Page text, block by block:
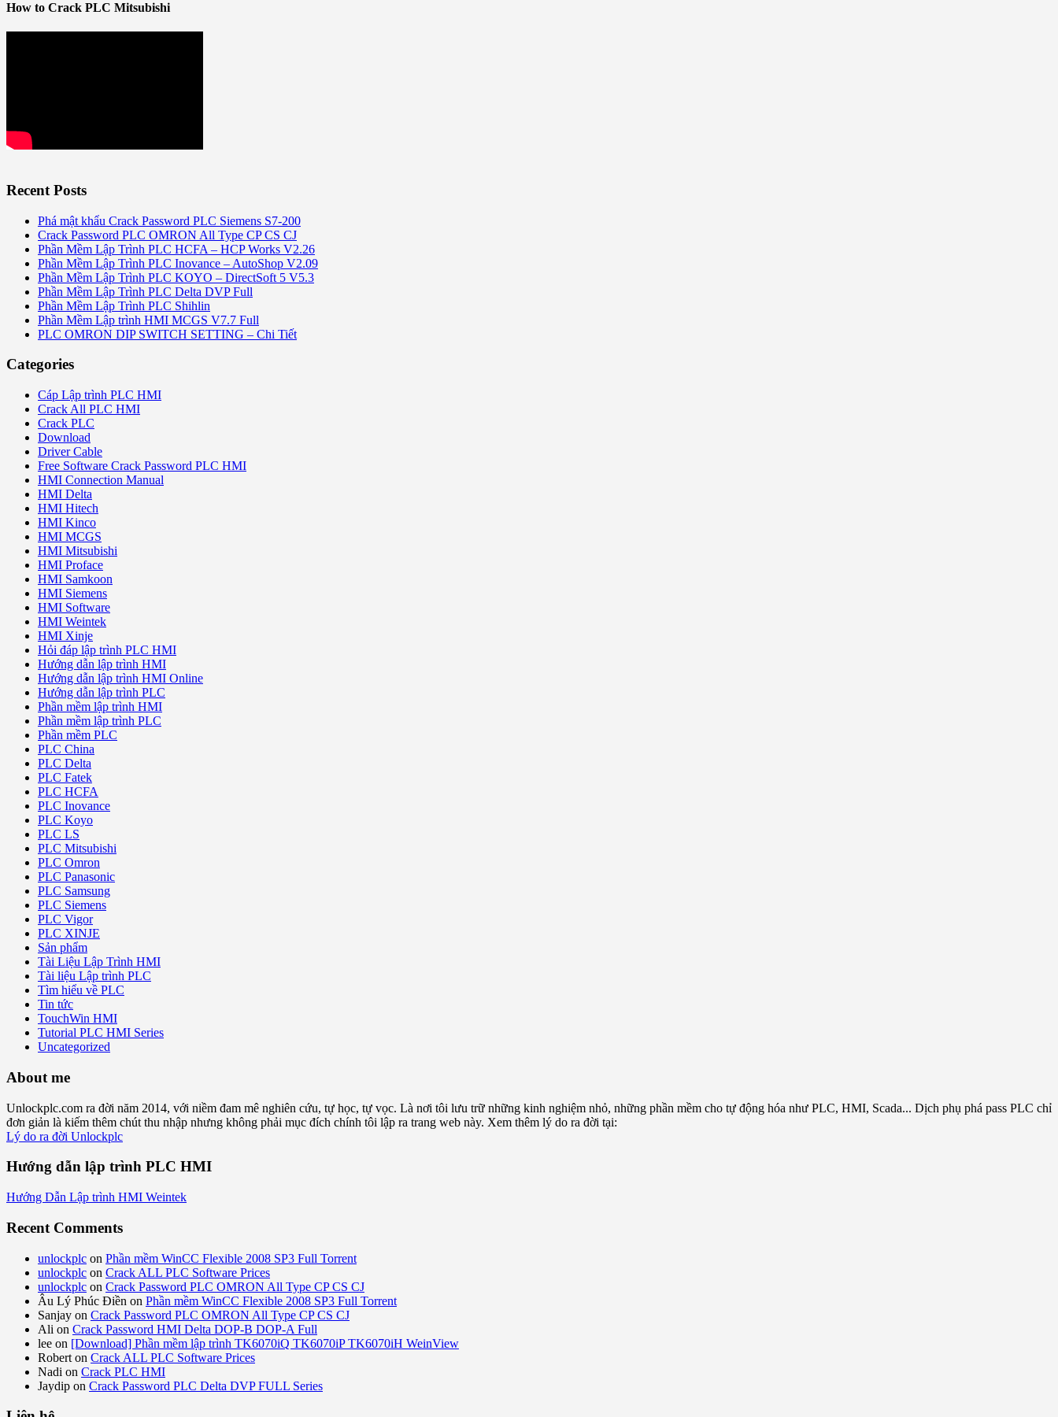
How to Crack PLC Mitsubishi
Recent Posts
Phá mật khẩu Crack Password PLC Siemens S7-200
Crack Password PLC OMRON All Type CP CS CJ
Phần Mềm Lập Trình PLC HCFA – HCP Works V2.26
Phần Mềm Lập Trình PLC Inovance – AutoShop V2.09
Phần Mềm Lập Trình PLC KOYO – DirectSoft 5 V5.3
Phần Mềm Lập Trình PLC Delta DVP Full
Phần Mềm Lập Trình PLC Shihlin
Phần Mềm Lập trình HMI MCGS V7.7 Full
PLC OMRON DIP SWITCH SETTING – Chi Tiết
Categories
Cáp Lập trình PLC HMI
Crack All PLC HMI
Crack PLC
Download
Driver Cable
Free Software Crack Password PLC HMI
HMI Connection Manual
HMI Delta
HMI Hitech
HMI Kinco
HMI MCGS
HMI Mitsubishi
HMI Proface
HMI Samkoon
HMI Siemens
HMI Software
HMI Weintek
HMI Xinje
Hỏi đáp lập trình PLC HMI
Hướng dẫn lập trình HMI
Hướng dẫn lập trình HMI Online
Hướng dẫn lập trình PLC
Phần mềm lập trình HMI
Phần mềm lập trình PLC
Phần mềm PLC
PLC China
PLC Delta
PLC Fatek
PLC HCFA
PLC Inovance
PLC Koyo
PLC LS
PLC Mitsubishi
PLC Omron
PLC Panasonic
PLC Samsung
PLC Siemens
PLC Vigor
PLC XINJE
Sản phẩm
Tài Liệu Lập Trình HMI
Tài liệu Lập trình PLC
Tìm hiểu về PLC
Tin tức
TouchWin HMI
Tutorial PLC HMI Series
Uncategorized
About me
Unlockplc.com ra đời năm 2014, với niềm đam mê nghiên cứu, tự học, tự vọc. Là nơi tôi lưu trữ những kinh nghiệm nhỏ, những phần mềm cho tự động hóa như PLC, HMI, Scada... Dịch phụ phá pass PLC chỉ
đơn giản là kiếm thêm chút thu nhập nhưng không phải mục đích chính tôi lập ra trang web này. Xem thêm lý do ra đời tại:
Lý do ra đời Unlockplc
Hướng dẫn lập trình PLC HMI
Hướng Dẫn Lập trình HMI Weintek
Recent Comments
unlockplc on Phần mềm WinCC Flexible 2008 SP3 Full Torrent
unlockplc on Crack ALL PLC Software Prices
unlockplc on Crack Password PLC OMRON All Type CP CS CJ
Âu Lý Phúc Điền on Phần mềm WinCC Flexible 2008 SP3 Full Torrent
Sanjay on Crack Password PLC OMRON All Type CP CS CJ
Ali on Crack Password HMI Delta DOP-B DOP-A Full
lee on [Download] Phần mềm lập trình TK6070iQ TK6070iP TK6070iH WeinView
Robert on Crack ALL PLC Software Prices
Nadi on Crack PLC HMI
Jaydip on Crack Password PLC Delta DVP FULL Series